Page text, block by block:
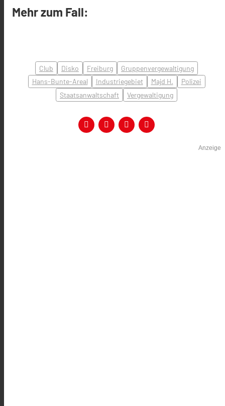
Mehr zum Fall:
Club Disko Freiburg
Gruppenvergewaltigung
Hans-Bunte-Areal
Industriegebiet Majd H.
Polizei
Staatsanwaltschaft
Vergewaltigung
Anzeige